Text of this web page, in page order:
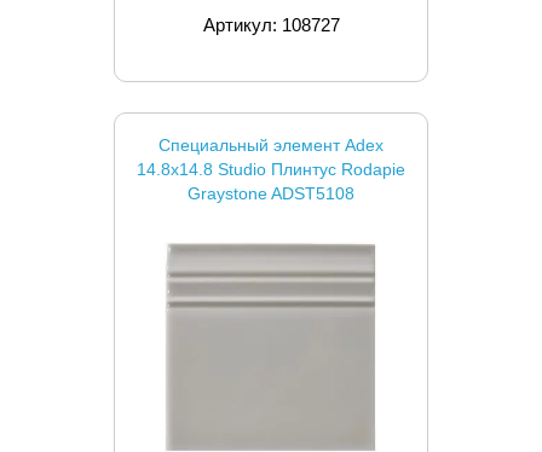
Артикул: 108727
Специальный элемент Adex
14.8x14.8 Studio Плинтус Rodapie
Graystone ADST5108